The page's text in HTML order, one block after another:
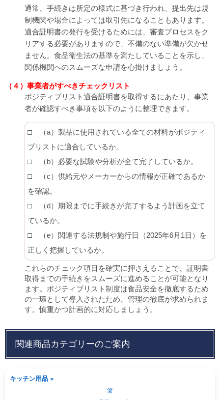
通常、手続きは所定の様式に基づき行われ、提出先は規
制機関や場合によっては取引先になることもあります。
適合証明書の発行を受けるためには、審査プロセスをク
リアする必要がありますので、不備のない準備が欠かせ
ません。食品衛生法の基準を満たしていることを示し、
関係機関へのスムーズな申請を心掛けましょう。
（４）事業者がすべきチェックリスト
ポジティブリスト適合証明書を取得するにあたり、事業
者が確認すべき事項を以下のように整理できます。
□ （a）製品に使用されている全ての材料がポジティ
ブリストに適合しているか。
□ （b）必要な試験や分析が全て完了しているか。
□ （c）供給元やメーカーからの情報が正確であるか
を確認。
□ （d）期限までに手続きが完了するよう計画を立て
ているか。
□ （e）関連する法規制や施行日（2025年6月1日）を
正しく把握しているか。
これらのチェック項目を確実に押さえることで、証明書
取得までの手続きをスムーズに進めることが可能となり
ます。ポジティブリスト制度は食品安全を徹底するため
の一環として導入されたため、管理の徹底が求められま
す。慎重かつ計画的に対応しましょう。
関連商品カテゴリーのご案内
キッチン用品 »
箸